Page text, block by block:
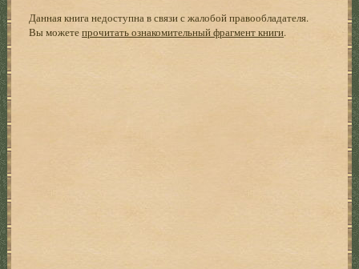
Данная книга недоступна в связи с жалобой правообладателя.
Вы можетепрочитать ознакомительный фрагмент книги.